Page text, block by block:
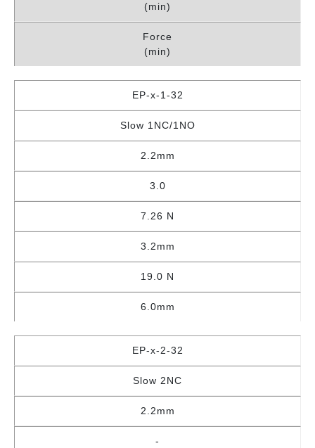
(min)
Force
(min)
EP-x-1-32
Slow 1NC/1NO
2.2mm
3.0
7.26 N
3.2mm
19.0 N
6.0mm
EP-x-2-32
Slow 2NC
2.2mm
-